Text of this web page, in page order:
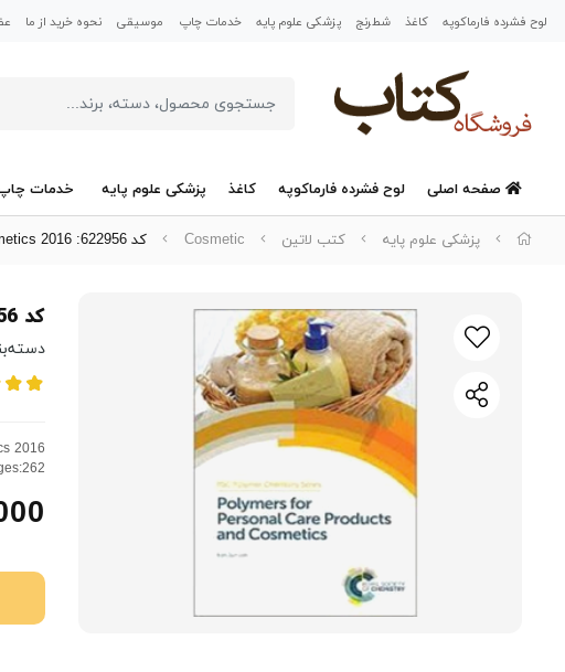
لوح فشرده فارماکوپه کاغذ شطرنج پزشکی علوم پایه خدمات چاپ موسیقی نحوه خرید از ما
صفحه اصلی لوح فشرده فارماکوپه کاغذ پزشکی علوم پایه خدمات
پزشکی علوم پایه کتب لاتین Cosmetic کد 622956: Polymers for Personal Care Products and Cosmetics 2016
کد 622956: Polymers for Personal Care Products and Cosmetics 2016
2016